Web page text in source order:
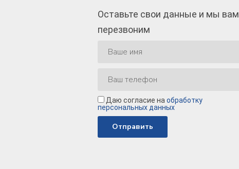
Оставьте свои данные и мы вам
перезвоним
Даю согласие наобработку
персональных данных